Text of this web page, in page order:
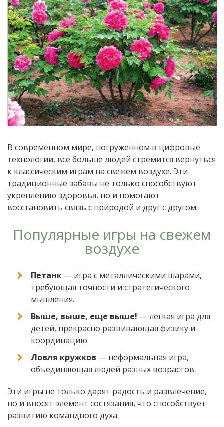
В современном мире, погруженном в цифровые
технологии, все больше людей стремится вернуться
к классическим играм на свежем воздухе. Эти
традиционные забавы не только способствуют
укреплению здоровья, но и помогают
восстановить связь с природой и друг с другом.
Популярные игры на свежем
воздухе
Петанк — игра с металлическими шарами,
требующая точности и стратегического
мышления.
Выше, выше, еще выше! — легкая игра для
детей, прекрасно развивающая физику и
координацию.
Ловля кружков — неформальная игра,
объединяющая людей разных возрастов.
Эти игры не только дарят радость и развлечение,
но и вносят элемент состязания, что способствует
развитию командного духа.